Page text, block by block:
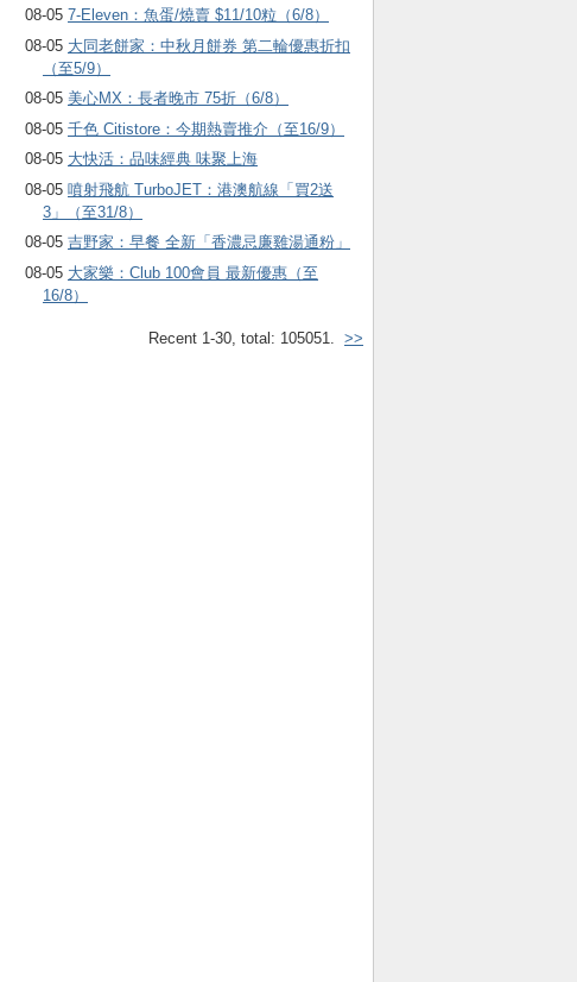
08-05 7-Eleven：魚蛋/燒賣 $11/10粒（6/8）
08-05 大同老餅家：中秋月餅券 第二輪優惠折扣
（至5/9）
08-05 美心MX：長者晚市 75折（6/8）
08-05 千色 Citistore：今期熱賣推介（至16/9）
08-05 大快活：品味經典 味聚上海
08-05 噴射飛航 TurboJET：港澳航線「買2送
3」（至31/8）
08-05 吉野家：早餐 全新「香濃忌廉雞湯通粉」
08-05 大家樂：Club 100會員 最新優惠（至
16/8）
Recent 1-30, total: 105051. >>